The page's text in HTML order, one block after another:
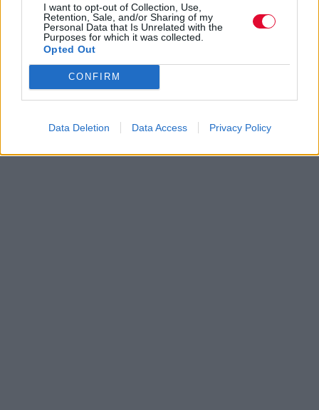
I want to opt-out of Collection, Use,
Retention, Sale, and/or Sharing of my
Personal Data that Is Unrelated with the
Purposes for which it was collected.
Opted Out
CONFIRM
Data Deletion Data Access Privacy Policy